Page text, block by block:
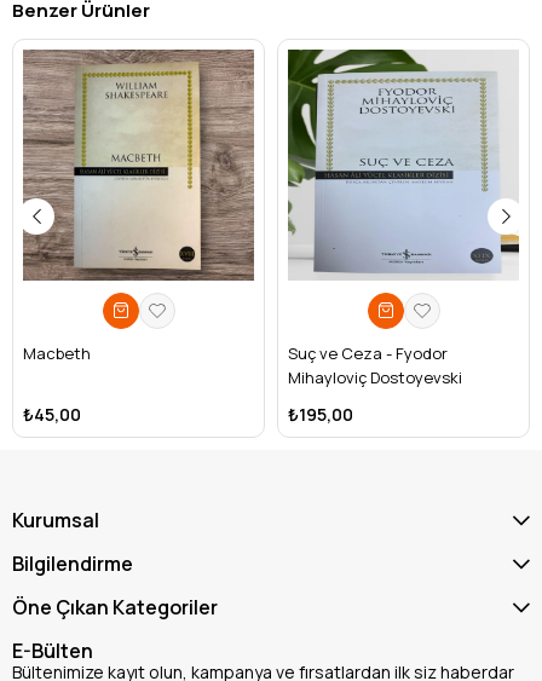
Benzer Ürünler
Macbeth
₺45,00
Suç ve Ceza - Fyodor
Mihayloviç Dostoyevski
₺195,00
Kurumsal
Bilgilendirme
Öne Çıkan Kategoriler
E-Bülten
Bültenimize kayıt olun, kampanya ve fırsatlardan ilk siz haberdar